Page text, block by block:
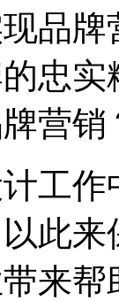
品
忠
营销
工
此
来帮